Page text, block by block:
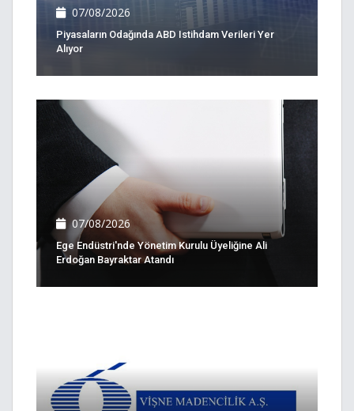
07/08/2026
Piyasaların Odağında ABD Istihdam Verileri Yer
Alıyor
07/08/2026
Ege Endüstri'nde Yönetim Kurulu Üyeliğine Ali
Erdoğan Bayraktar Atandı